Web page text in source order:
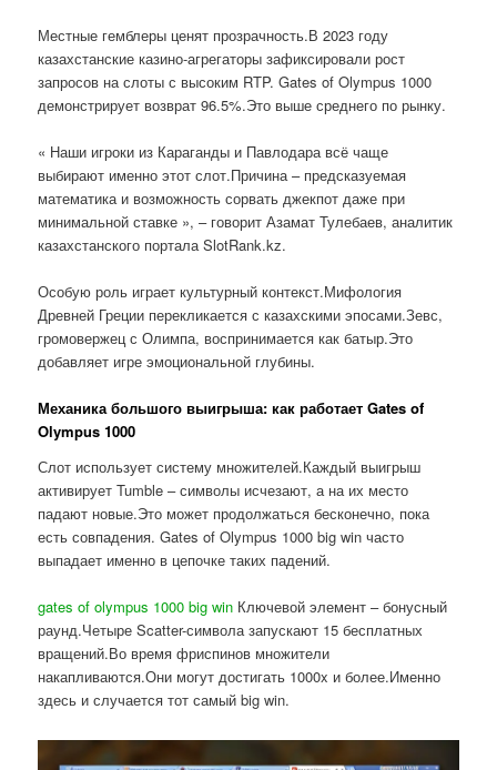
Местные гемблеры ценят прозрачность.В 2023 году
казахстанские казино-агрегаторы зафиксировали рост
запросов на слоты с высоким RTP. Gates of Olympus 1000
демонстрирует возврат 96.5%.Это выше среднего по рынку.
« Наши игроки из Караганды и Павлодара всё чаще
выбирают именно этот слот.Причина – предсказуемая
математика и возможность сорвать джекпот даже при
минимальной ставке », – говорит Азамат Тулебаев, аналитик
казахстанского портала SlotRank.kz.
Особую роль играет культурный контекст.Мифология
Древней Греции перекликается с казахскими эпосами.Зевс,
громовержец с Олимпа, воспринимается как батыр.Это
добавляет игре эмоциональной глубины.
Механика большого выигрыша: как работает Gates of
Olympus 1000
Слот использует систему множителей.Каждый выигрыш
активирует Tumble – символы исчезают, а на их место
падают новые.Это может продолжаться бесконечно, пока
есть совпадения. Gates of Olympus 1000 big win часто
выпадает именно в цепочке таких падений.
gates of olympus 1000 big win Ключевой элемент – бонусный
раунд.Четыре Scatter-символа запускают 15 бесплатных
вращений.Во время фриспинов множители
накапливаются.Они могут достигать 1000x и более.Именно
здесь и случается тот самый big win.